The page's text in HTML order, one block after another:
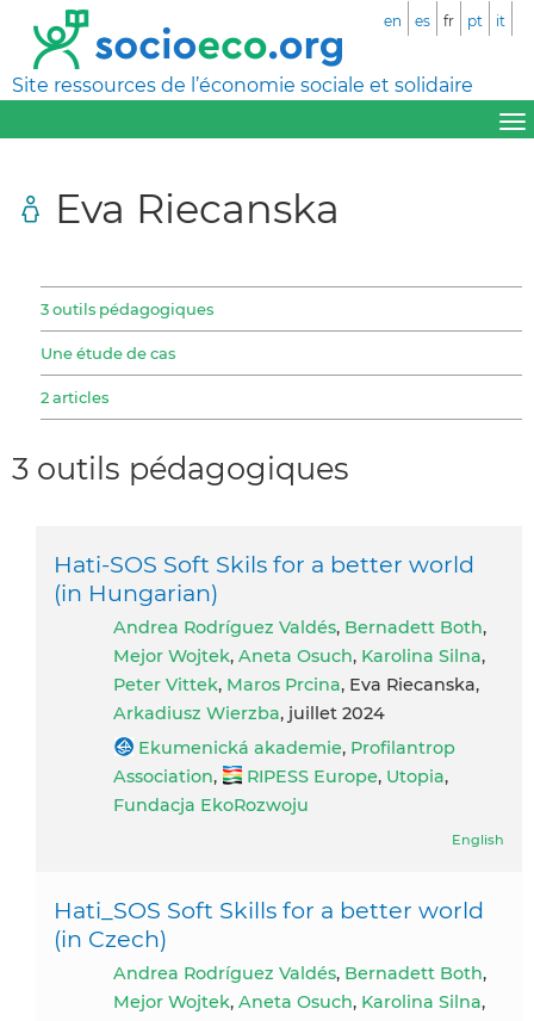
Site ressources de l’économie sociale et solidaire
en es fr pt it
Eva Riecanska
3 outils pédagogiques
Une étude de cas
2 articles
3 outils pédagogiques
Hati-SOS Soft Skils for a better world
(in Hungarian)
Andrea Rodríguez Valdés, Bernadett Both,
Mejor Wojtek, Aneta Osuch, Karolina Silna,
Peter Vittek, Maros Prcina, Eva Riecanska,
Arkadiusz Wierzba, juillet 2024
Ekumenická akademie, Profilantrop
Association, RIPESS Europe, Utopia,
Fundacja EkoRozwoju
English
Hati_SOS Soft Skills for a better world
(in Czech)
Andrea Rodríguez Valdés, Bernadett Both,
Mejor Wojtek, Aneta Osuch, Karolina Silna,